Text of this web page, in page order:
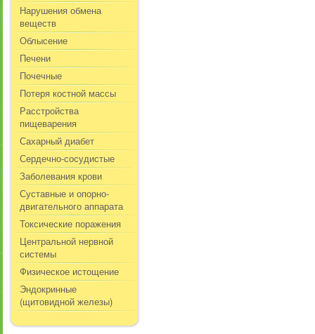
Нарушения обмена
веществ
Облысение
Печени
Почечные
Потеря костной массы
Расстройства
пищеварения
Сахарный диабет
Сердечно-сосудистые
Заболевания крови
Суставные и опорно-
двигательного аппарата
Токсические поражения
Центральной нервной
системы
Физическое истощение
Эндокринные
(щитовидной железы)